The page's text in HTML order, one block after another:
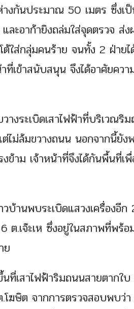
งกันประมาณ 50 เมตร ซึ่งเ
ะอาก้ายิงถล่มใส่จุดตรวจ ส่
ใส่กลุ่มคนร้าย จนทั้ง 2 ฝ่ายไ
ที่เข้าสนับสนุน จึงได้อาศัยค
างระเบิดเสาไฟฟ้าที่บริเวณริ
ม่ล้มขวางถนน นอกจากนี้ยัง
ข้าม เจ้าหน้าที่จึงได้กันพื้นที่เ
บ้านพบระเบิดแสวงเครื่องอีก
.เจ๊ะเห ซึ่งอยู่ในสภาพที่พร้อ
ย
นที่เสาไฟฟ้าริมถนนสายตากใ
ต จากการตรวจสอบพบว่า